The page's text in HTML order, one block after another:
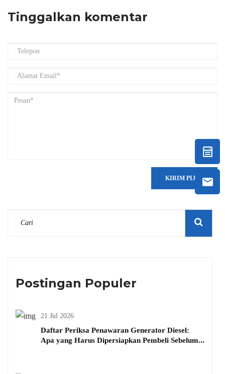
Tinggalkan komentar
KIRIM PIJAT
Postingan Populer
21 Jul 2026
Daftar Periksa Penawaran Generator Diesel:
Apa yang Harus Dipersiapkan Pembeli Sebelum